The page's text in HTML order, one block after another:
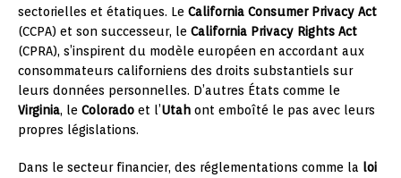
sectorielles et étatiques. Le California Consumer Privacy Act
(CCPA) et son successeur, le California Privacy Rights Act
(CPRA), s’inspirent du modèle européen en accordant aux
consommateurs californiens des droits substantiels sur
leurs données personnelles. D’autres États comme le
Virginia, le Colorado et l’Utah ont emboîté le pas avec leurs
propres législations.
Dans le secteur financier, des réglementations comme la loi